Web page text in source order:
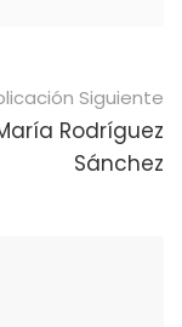
Siguiente
Rodríguez
Sánchez